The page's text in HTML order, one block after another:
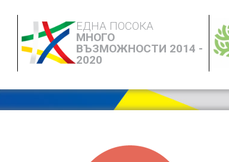
ЕДНА ПОСОКА
МНОГО
ВЪЗМОЖНОСТИ 2014 -
2020